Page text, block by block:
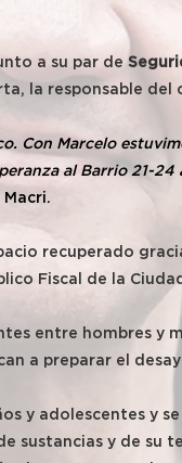
a su par de
la responsable del
Con Marcelo
al Barrio 21-
recuperado
Fiscal de la
entre hombres y
a preparar el
y adolescentes y
sustancias y de su